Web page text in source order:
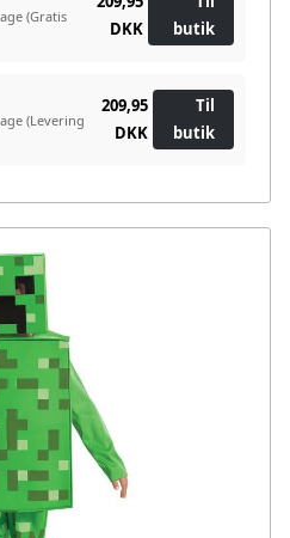
(Gratis
DKK
butik
(Levering
209,95
DKK
Til
butik